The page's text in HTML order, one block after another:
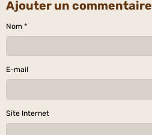
Ajouter un commentaire
Nom
E-mail
Site Internet